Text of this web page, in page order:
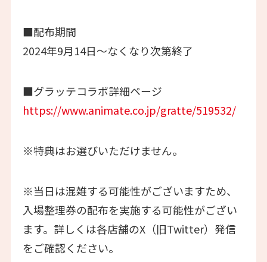
■配布期間
2024年9月14日～なくなり次第終了
■グラッテコラボ詳細ページ
https://www.animate.co.jp/gratte/519532/
※特典はお選びいただけません。
※当日は混雑する可能性がございますため、
入場整理券の配布を実施する可能性がござい
ます。詳しくは各店舗のX（旧Twitter）発信
をご確認ください。